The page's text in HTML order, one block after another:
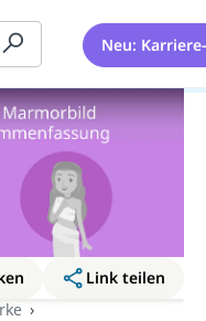
Neu:
Link teilen